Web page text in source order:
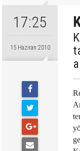
17:25
15 Haziran 2010